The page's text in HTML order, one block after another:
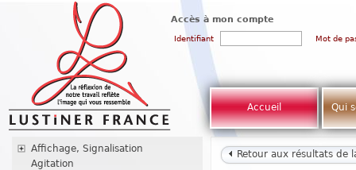
Accès à mon compte
Identifiant Mot de
Accueil Qui
Affichage, Signalisation
Agitation
Retour aux résultats de